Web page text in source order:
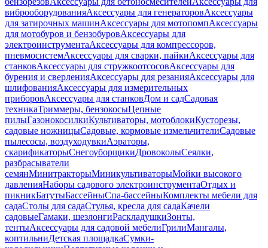
виброоборудованияАксессуары для генераторовАксессуары
для затирочных машинАксессуары для мотопомпАксессуары
для мотобуров и бензобуровАксессуары для
электроинструментаАксессуары для компрессоров,
пневмосистемАксессуары для сварки, пайкиАксессуары для
станковАксессуары для стружкоотсосовАксессуары для
бурения и сверленияАксессуары для резанияАксессуары для
шлифованияАксессуары для измерительных
приборовАксессуары для станковДом и садСадовая
техникаТриммеры, бензокосыЦепные
пилыГазонокосилкиКультиваторы, мотоблокиКусторезы,
садовые ножницыСадовые, кормовые измельчителиСадовые
пылесосы, воздуходувкиАэраторы,
скарификаторыСнегоуборщикиДровоколыСеялки,
разбрасыватели
семянМинитракторыМиникультиваторыМойки высокого
давленияНаборы садового электроинструментаОтдых и
пикникБатутыБассейныСпа-бассейныКомплекты мебели для
садаСтолы для садаСтулья, кресла для садаКачели
садовыеГамаки, шезлонгиРаскладушкиЗонты,
тентыАксессуары для садовой мебелиГрилиМангалы,
коптильниДетская площадкаСумки-